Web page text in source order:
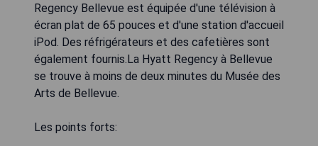
Regency Bellevue est équipée d'une télévision à
écran plat de 65 pouces et d'une station d'accueil
iPod. Des réfrigérateurs et des cafetières sont
également fournis.La Hyatt Regency à Bellevue
se trouve à moins de deux minutes du Musée des
Arts de Bellevue.
Les points forts: